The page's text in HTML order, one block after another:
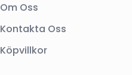
Om Oss
Kontakta Oss
Köpvillkor